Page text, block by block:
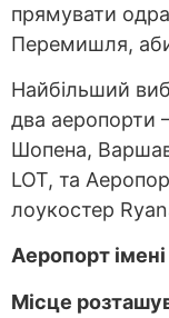
прямувати
Перемишля, аби
Найбільший
два аеропорти
Шопена,
LOT, та
лоукостер
Аеропорт
Місце